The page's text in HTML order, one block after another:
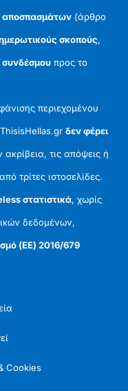
αποσπασμάτων (άρθρο
σκοπούς,
συνδέσμου προς το
περιεχομένου
δεν φέρει
ακρίβεια, τις απόψεις ή
τρίτες ιστοσελίδες.
στατιστικά, χωρίς
δεδομένων,
(ΕΕ) 2016/679
Cookies